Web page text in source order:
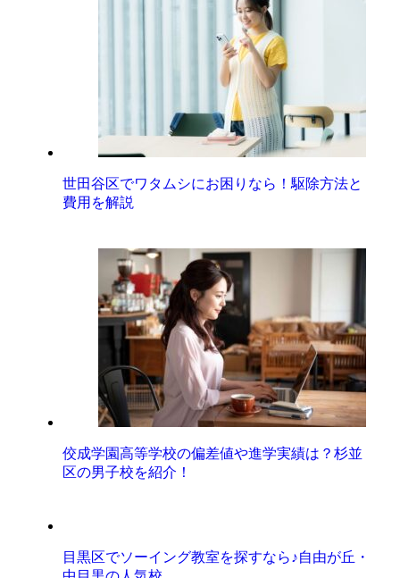
世田谷区でワタムシにお困りなら！駆除方法と
費用を解説
佼成学園高等学校の偏差値や進学実績は？杉並
区の男子校を紹介！
目黒区でソーイング教室を探すなら♪自由が丘・